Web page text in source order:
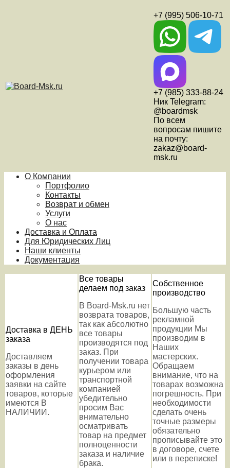
+7 (995) 506-10-71
+7 (985) 333-88-24
Ник Telegram:
@boardmsk
По всем
вопросам пишите
на почту:
zakaz@board-
msk.ru
О Компании
Портфолио
Контакты
Возврат и обмен
Услуги
О нас
Доставка и Оплата
Для Юридических Лиц
Наши клиенты
Документация
Доставка в ДЕНЬ
заказа
Доставляем
заказы в день
оформления
заявки на сайте
товаров, которые
имеются В
НАЛИЧИИ.
Все товары
делаем под заказ
В Board-Msk.ru нет
возврата товаров,
так как абсолютно
все товары
производятся под
заказ. При
получении товара
курьером или
транспортной
компанией
убедительно
просим Вас
внимательно
осматривать
товар на предмет
полноценности
заказа и наличие
брака.
Собственное
производство
Большую часть
рекламной
продукции Мы
производим в
Наших
мастерских.
Обращаем
внимание, что на
товарах возможна
погрешность. При
необходимости
сделать очень
точные размеры
обязательно
прописывайте это
в договоре, счете
или в переписке!